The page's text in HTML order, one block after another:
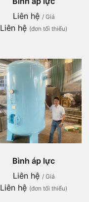
Liên hệ / Giá
Liên hệ (đơn tối thiểu)
Bình áp lực
Liên hệ / Giá
Liên hệ (đơn tối thiểu)